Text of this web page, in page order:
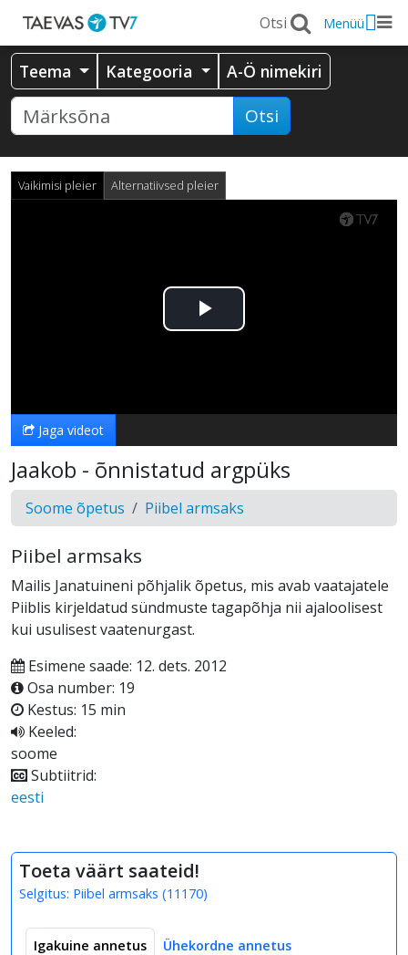
Menüü
Teema Kategooria A-Ö nimekiri
Otsi
Vaikimisi pleier Alternatiivsed pleier
Esita
Jaga videot
Jaakob - õnnistatud argpüks
Soome õpetus Piibel armsaks
Piibel armsaks
Mailis Janatuineni põhjalik õpetus, mis avab vaatajatele
Piiblis kirjeldatud sündmuste tagapõhja nii ajaloolisest
kui usulisest vaatenurgast.
Esimene saade: 12. dets. 2012
Osa number: 19
Kestus: 15 min
Keeled:
soome
Subtiitrid:
eesti
Toeta väärt saateid!
Selgitus: Piibel armsaks (11170)
Igakuine annetus Ühekordne annetus